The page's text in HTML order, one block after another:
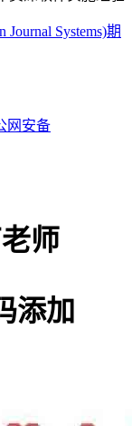
Journal Systems)期
网安备
师
添加